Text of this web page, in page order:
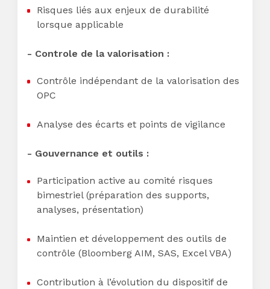
Risques liés aux enjeux de durabilité
lorsque applicable
- Controle de la valorisation :
Contrôle indépendant de la valorisation des
OPC
Analyse des écarts et points de vigilance
- Gouvernance et outils :
Participation active au comité risques
bimestriel (préparation des supports,
analyses, présentation)
Maintien et développement des outils de
contrôle (Bloomberg AIM, SAS, Excel VBA)
Contribution à l’évolution du dispositif de